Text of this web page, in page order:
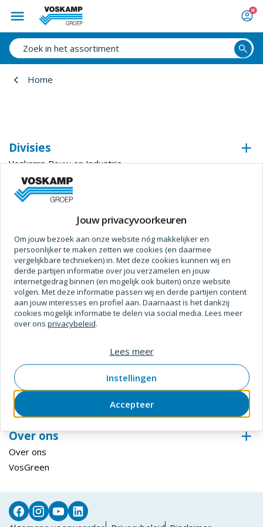
Home
Divisies
Voskamp Bouw en Industrie
Voskamp Industrietechniek
Voskamp Beveiligingstechniek
Voskamp Aluminium
Voskamp Toegangstechniek
Voskamp Industriedeuren
Digitale Oplossingen
Inloggen ECmanage
Hardglazen Klep-, val- en draairamen
Steiger configurator
Klantenservice
Bestellen & betalen
Retourneren
Levering & afhalen
Over ons
Over ons
VosGreen
Jouw privacyvoorkeuren
Om jouw bezoek aan onze website nóg makkelijker en
persoonlijker te maken zetten we cookies (en daarmee
vergelijkbare technieken) in. Met deze cookies kunnen wij en
derde partijen informatie over jou verzamelen en jouw
internetgedrag binnen (en mogelijk ook buiten) onze website
volgen. Met deze informatie passen wij en derde partijen content
aan jouw interesses en profiel aan. Daarnaast is het dankzij
cookies mogelijk informatie te delen via social media. Lees meer
over ons privacybeleid.
Accepteer
Instellingen
Lees meer